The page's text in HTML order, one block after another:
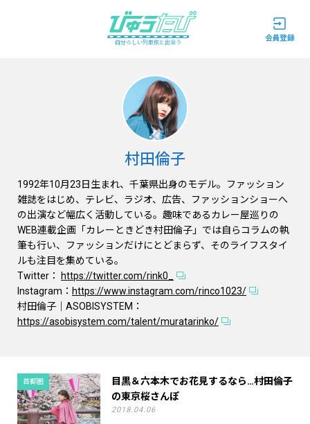
自分らしい列車旅と出会う
村田倫子
1992年10月23日生まれ、千葉県出身のモデル。ファッション
雑誌をはじめ、テレビ、ラジオ、広告、ファッションショーへ
の出演など幅広く活動している。趣味であるカレー屋巡りの
WEB連載企画「カレーときどき村田倫子」では自らコラムの執
筆も行い、ファッションだけにとどまらず、そのライフスタイ
ルも注目を集めている。
Twitter：
https://twitter.com/rink0_
Instagram： https://www.instagram.com/rinco1023/
村田倫子｜ASOBISYSTEM：
https://asobisystem.com/talent/muratarinko/
首都圏
目黒＆六本木でお花見するなら…村田倫子
の東京桜さんぽ
2018.04.06